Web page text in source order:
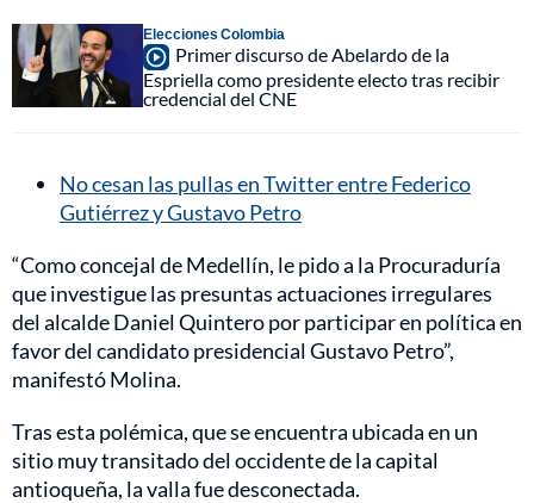
Elecciones Colombia
Primer discurso de Abelardo de la
Espriella como presidente electo tras recibir
credencial del CNE
No cesan las pullas en Twitter entre Federico
Gutiérrez y Gustavo Petro
“Como concejal de Medellín, le pido a la Procuraduría
que investigue las presuntas actuaciones irregulares
del alcalde Daniel Quintero por participar en política en
favor del candidato presidencial Gustavo Petro”,
manifestó Molina.
Tras esta polémica, que se encuentra ubicada en un
sitio muy transitado del occidente de la capital
antioqueña, la valla fue desconectada.